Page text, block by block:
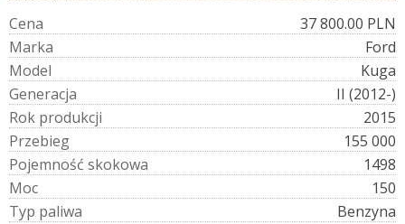
Cena
37 800.00 PLN
Marka
Ford
Model
Kuga
Generacja
II (2012-)
Rok produkcji
2015
Przebieg
155 000
Pojemność skokowa
1498
Moc
150
Typ paliwa
Benzyna